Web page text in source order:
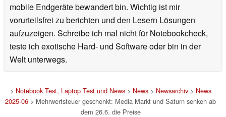
mobile Endgeräte bewandert bin. Wichtig ist mir
vorurteilsfrei zu berichten und den Lesern Lösungen
aufzuzeigen. Schreibe ich mal nicht für Notebookcheck,
teste ich exotische Hard- und Software oder bin in der
Welt unterwegs.
> Notebook Test, Laptop Test und News> News> Newsarchiv> News
2025-06 > Mehrwertsteuer geschenkt: Media Markt und Saturn senken ab
dem 26.6. die Preise